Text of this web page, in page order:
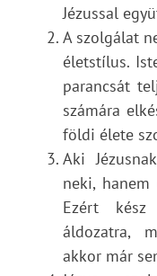
Jézussal
A szolgálat
életstílus.
parancsát
számára
földi élete
Aki
neki,
Ezért
áldozatra,
akkor már